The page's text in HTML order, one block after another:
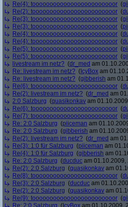
Re(4): toooooooooooooooooooooooor (
Re(2): toooooooooooooooooooooooor (
Re(3): toooooooooooooooooooooooor (
Re(3): toooooooooooooooooooooooor (
Re(4): toooooooooooooooooooooooor (
Re(4): toooooooooooooooooooooooor (
Re(5): toooooooooooooooooooooooor (
Re(5): toooooooooooooooooooooooor (
livestream im netz? (dr_med am
Re: livestream im netz? ( IcyBox am
Re: livestream im netz? (gibberish am
Re(6): toooooooooooooooooooooooor (
Re(2): livestream im netz? (dr_med am
2:0 Salzburg (quasikonkav am
Re(6): toooooooooooooooooooooooor (
Re(7): toooooooooooooooooooooooor (
Re: 2:0 Salzburg (piiceman am
Re: 2:0 Salzburg (gibberish am
Re(2): livestream im netz? (dr_med am
Re(3): 1:0 für Salzburg (piiceman am
Re(4): 1:0 für Salzburg (gibberish am
Re: 2:0 Salzburg (ducduc am 01.10.2009,
Re(2): 2:0 Salzburg (quasikonkav am
Re(8): toooooooooooooooooooooooor (
Re(3): 2:0 Salzburg (ducduc am
Re(2): 2:0 Salzburg (quasikonkav am
Re(9): toooooooooooooooooooooooor (
Re: 2:0 Salzburg ( IcyBox am 01.10.2009,